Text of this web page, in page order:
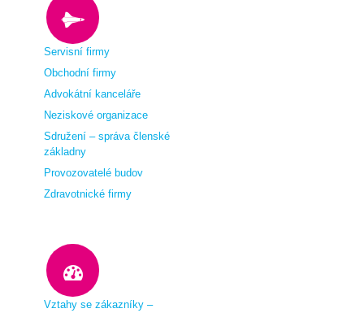
Servisní firmy
Obchodní firmy
Advokátní kanceláře
Neziskové organizace
Sdružení – správa členské
základny
Provozovatelé budov
Zdravotnické firmy
Vztahy se zákazníky –